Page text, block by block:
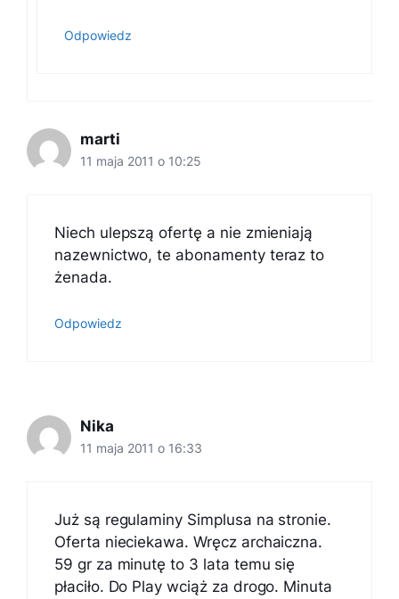
Odpowiedz
marti
11 maja 2011 o 10:25
Niech ulepszą ofertę a nie zmieniają
nazewnictwo, te abonamenty teraz to
żenada.
Odpowiedz
Nika
11 maja 2011 o 16:33
Już są regulaminy Simplusa na stronie.
Oferta nieciekawa. Wręcz archaiczna.
59 gr za minutę to 3 lata temu się
płaciło. Do Play wciąż za drogo. Minuta